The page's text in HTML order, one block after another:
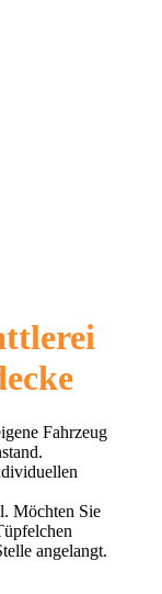
Fahrzeug
Möchten Sie
angelangt.